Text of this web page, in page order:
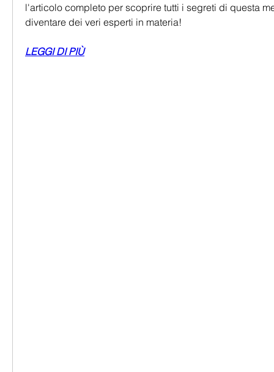
l'articolo completo per scoprire tutti i segreti di questa
diventare dei veri esperti in materia!
LEGGI DI PIÙ